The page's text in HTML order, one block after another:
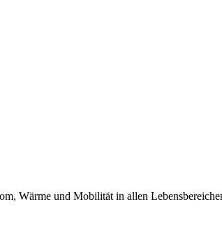
Wärme und Mobilität in allen